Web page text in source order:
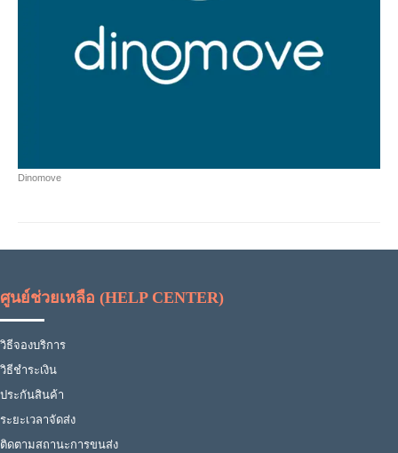
Dinomove
ศูนย์ช่วยเหลือ (HELP CENTER)
วิธีจองบริการ
วิธีชำระเงิน
ประกันสินค้า
ระยะเวลาจัดส่ง
ติดตามสถานะการขนส่ง